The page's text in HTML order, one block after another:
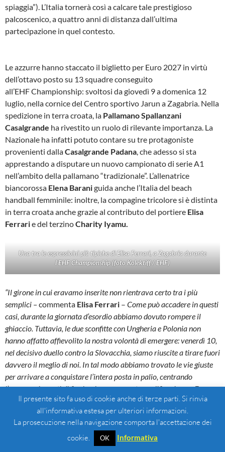
spiaggia”). L’Italia tornerà così a calcare tale prestigioso
palcoscenico, a quattro anni di distanza dall’ultima
partecipazione in quel contesto.
Le azzurre hanno staccato il biglietto per Euro 2027 in virtù
dell’ottavo posto su 13 squadre conseguito
all’EHF Championship: svoltosi da giovedì 9 a domenica 12
luglio, nella cornice del Centro sportivo Jarun a Zagabria. Nella
spedizione in terra croata, la Pallamano Spallanzani
Casalgrande ha rivestito un ruolo di rilevante importanza. La
Nazionale ha infatti potuto contare su tre protagoniste
provenienti dallaCasalgrande Padana , che adesso si sta
apprestando a disputare un nuovo campionato di serie A1
nell’ambito della pallamano “tradizionale”. L’allenatrice
biancorossa Elena Baraniguida anche l’Italia del beach
handball femminile: inoltre, la compagine tricolore si è distinta
in terra croata anche grazie al contributo del portiere Elisa
Ferrarie del terzinoCharity Iyamu.
Una tra le espressioini più tipiche di Elisa Ferrari, a Zagabria durante
l’EHF Championship (foto Kolektiff / EHF)
“Il girone in cui eravamo inserite non rientrava certo tra i più
semplici –commenta Elisa Ferrari – Come può accadere in questi
casi, durante la giornata d’esordio abbiamo dovuto rompere il
ghiaccio. Tuttavia, le due sconfitte con Ungheria e Polonia non
hanno affatto affievolito la nostra volontà di emergere: venerdì 10,
nel decisivo duello contro la Slovacchia, siamo riuscite a tirare fuori
davvero il meglio di noi. In tal modo abbiamo trovato le vie giuste
per arrivare a conquistare l’intera posta in palio, centrando
l’accesso ai quarti di finale e la conseguente qualificazione a Euro
2027. Nel duello con le slovacche siamo state capaci di evidenziare
un gioco filante e maturo: in più durante la gara nei nostri occhi si
leggeva ben chiara la dimensione del divertimento, e ciò ha avuto
un ruolo altrettanto rilevante nel condurci al successo”.
Il presente sito fa uso di cookie anche di terze parti. Si rinvia
all'informativa estesa per ulteriori informazioni.
La prosecuzione nella navigazione comporta l'accettazione dei
cookie.
OK Informativa